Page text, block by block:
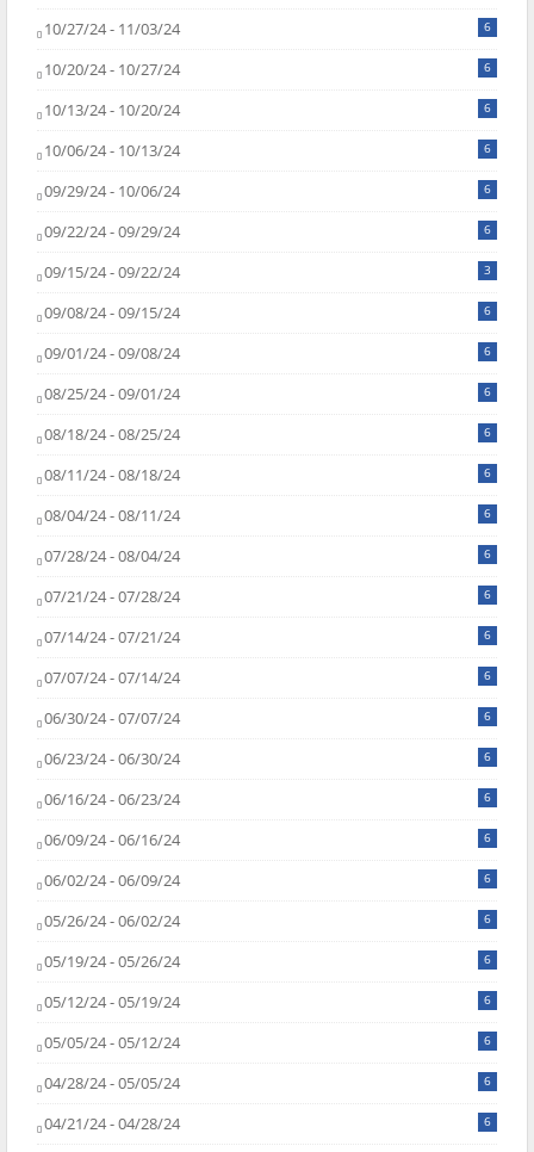
10/27/24 - 11/03/24 6
10/20/24 - 10/27/24 6
10/13/24 - 10/20/24 6
10/06/24 - 10/13/24 6
09/29/24 - 10/06/24 6
09/22/24 - 09/29/24 6
09/15/24 - 09/22/24 3
09/08/24 - 09/15/24 6
09/01/24 - 09/08/24 6
08/25/24 - 09/01/24 6
08/18/24 - 08/25/24 6
08/11/24 - 08/18/24 6
08/04/24 - 08/11/24 6
07/28/24 - 08/04/24 6
07/21/24 - 07/28/24 6
07/14/24 - 07/21/24 6
07/07/24 - 07/14/24 6
06/30/24 - 07/07/24 6
06/23/24 - 06/30/24 6
06/16/24 - 06/23/24 6
06/09/24 - 06/16/24 6
06/02/24 - 06/09/24 6
05/26/24 - 06/02/24 6
05/19/24 - 05/26/24 6
05/12/24 - 05/19/24 6
05/05/24 - 05/12/24 6
04/28/24 - 05/05/24 6
04/21/24 - 04/28/24 6